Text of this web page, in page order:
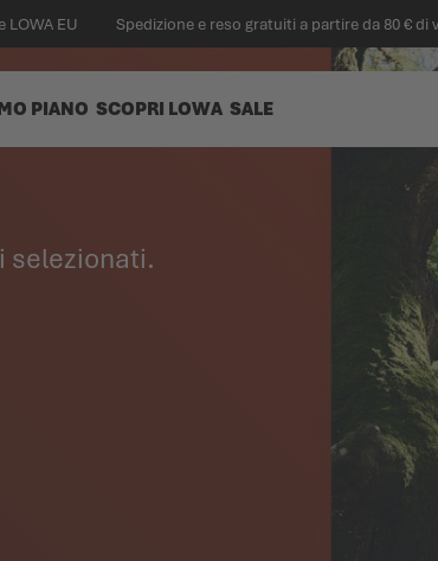
LOWA EU Spedizione e reso gratuiti a partire da 80 € di
PIANO SCOPRI LOWA SALE
selezionati.